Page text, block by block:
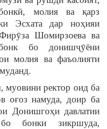
молия ва қарз
Эсхата дар ноҳияи
Шомирзоева ва
бо донишҷӯёни
молия ва фаъолияти
ректор оид ба
оғоз намуда, доир ба
Донишгоҳи давлатии
бонки зикршуда,